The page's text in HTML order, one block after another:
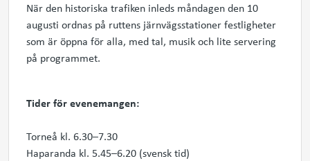
När den historiska trafiken inleds måndagen den 10
augusti ordnas på ruttens järnvägsstationer festligheter
som är öppna för alla, med tal, musik och lite servering
på programmet.
Tider för evenemangen:
Torneå kl. 6.30–7.30
Haparanda kl. 5.45–6.20 (svensk tid)